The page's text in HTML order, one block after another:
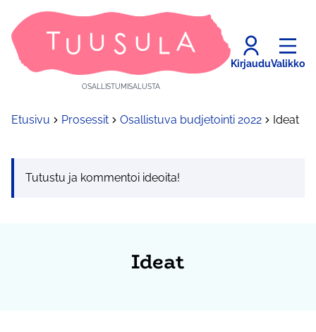
OSALLISTUMISALUSTA
KirjauduValikko
Etusivu Prosessit Osallistuva budjetointi 2022 Ideat
Tutustu ja kommentoi ideoita!
Ideat